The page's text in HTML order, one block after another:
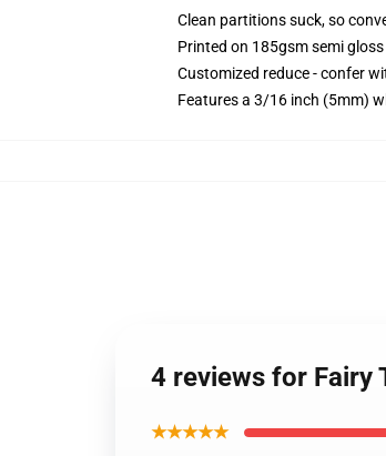
Clean partitions suck, so
Printed on 185gsm semi
Customized reduce - confer
Features a 3/16 inch (5mm)
4 reviews for Fairy
★★★★★